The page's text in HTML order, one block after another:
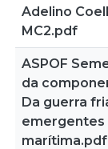
Adelino
MC2.pdf
ASPOF
da
Da guerra
emergentes
marítima.pdf